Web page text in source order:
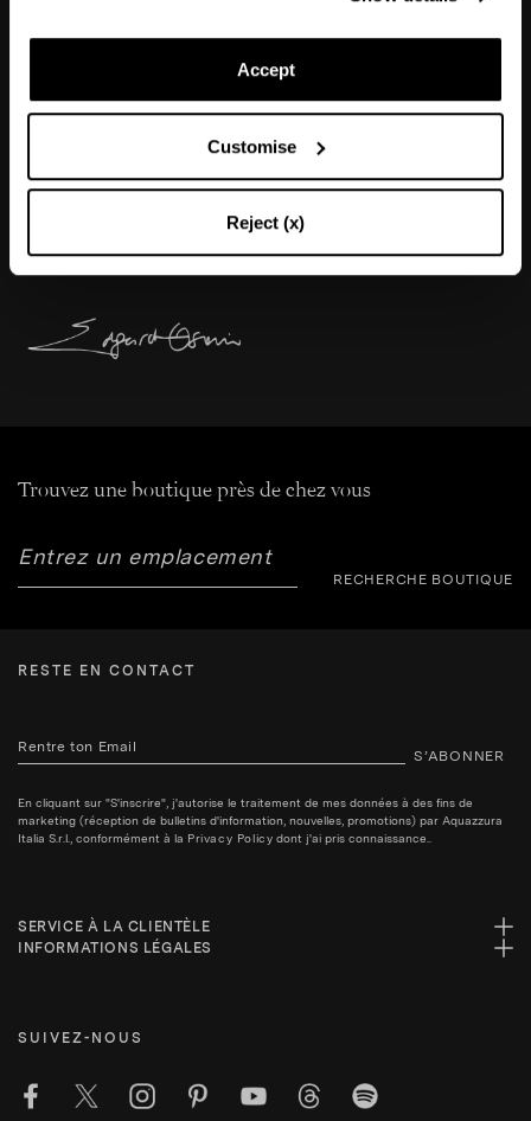
Accept
Customise
Reject (x)
"Toutes les garde-robes féminines devraient
inclure une paire de mocassins. Les mocassins
Martin sont des beautés intemporelles, conçues
pour traverser le temps et rehausser
éternellement votre garde-robe."
Trouvez une boutique près de chez vous
RECHERCHE BOUTIQUE
RESTE EN CONTACT
S’ABONNER
En cliquant sur "S'inscrire", j'autorise le traitement de mes données à des fins de
marketing (réception de bulletins d'information, nouvelles, promotions) par Aquazzura
Italia S.r.l., conformément à la Privacy Policy dont j'ai pris connaissance..
SERVICE À LA CLIENTÈLE
INFORMATIONS LÉGALES
SUIVEZ-NOUS